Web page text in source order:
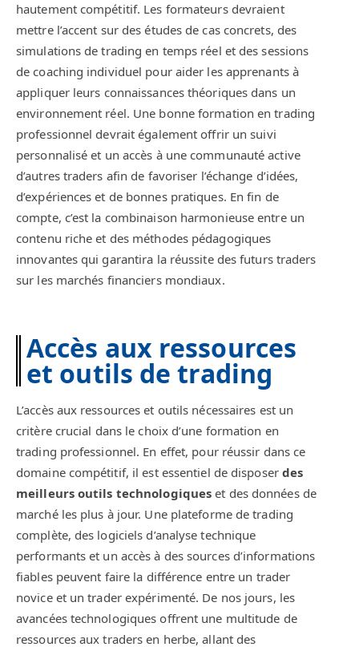
hautement compétitif. Les formateurs devraient
mettre l’accent sur des études de cas concrets, des
simulations de trading en temps réel et des sessions
de coaching individuel pour aider les apprenants à
appliquer leurs connaissances théoriques dans un
environnement réel. Une bonne formation en trading
professionnel devrait également offrir un suivi
personnalisé et un accès à une communauté active
d’autres traders afin de favoriser l’échange d’idées,
d’expériences et de bonnes pratiques. En fin de
compte, c’est la combinaison harmonieuse entre un
contenu riche et des méthodes pédagogiques
innovantes qui garantira la réussite des futurs traders
sur les marchés financiers mondiaux.
Accès aux ressources
et outils de trading
L’accès aux ressources et outils nécessaires est un
critère crucial dans le choix d’une formation en
trading professionnel. En effet, pour réussir dans ce
domaine compétitif, il est essentiel de disposer des
meilleurs outils technologiques et des données de
marché les plus à jour. Une plateforme de trading
complète, des logiciels d’analyse technique
performants et un accès à des sources d’informations
fiables peuvent faire la différence entre un trader
novice et un trader expérimenté. De nos jours, les
avancées technologiques offrent une multitude de
ressources aux traders en herbe, allant des